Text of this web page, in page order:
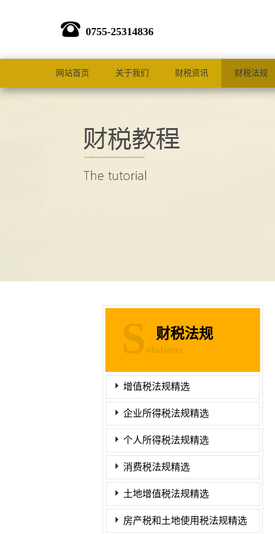
0755-25314836
网站首页 关于我们 财税资讯 财税法规
财税法规
S olutions
增值税法规精选
企业所得税法规精选
个人所得税法规精选
消费税法规精选
土地增值税法规精选
房产税和土地使用税法规精选